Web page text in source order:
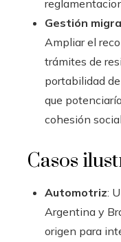
Gestión
Ampliar el
trámites de
portabilidad
que
cohesión social.
Casos
Automotriz:
Argentina y
origen para